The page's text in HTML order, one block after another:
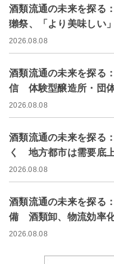
酒類流通の未来を探る
獺祭、「より美味しい
2026.08.08
酒類流通の未来を探る
信 体験型醸造所・団
2026.08.08
酒類流通の未来を探る
く 地方都市は需要底
2026.08.08
酒類流通の未来を探る
備 酒類卸、物流効率
2026.08.08